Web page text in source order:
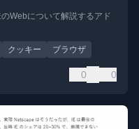
Webについて解説するアド
クッキー ブラウザ
0 0